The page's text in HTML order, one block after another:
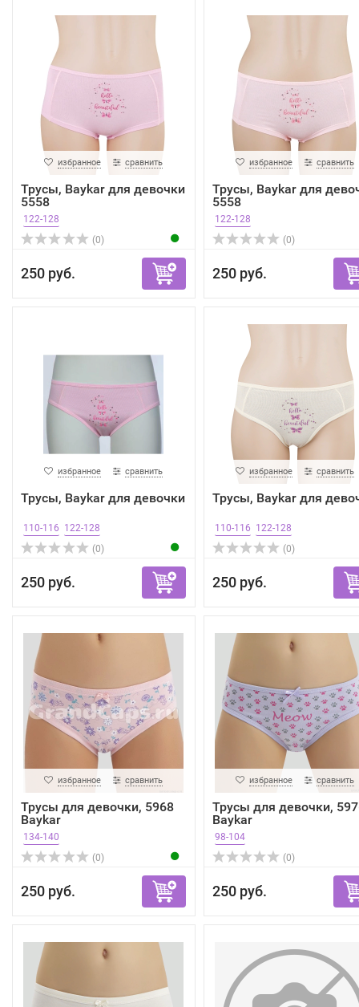
избранное сравнить
Трусы, Baykar для девочки
5558
122-128
(0)
250 руб.
избранное сравнить
Трусы, Baykar для
5558
122-128
(0)
250 руб.
избранное сравнить
Трусы, Baykar для девочки
110-116 122-128
(0)
250 руб.
избранное сравнить
Трусы, Baykar для
110-116 122-128
(0)
250 руб.
избранное сравнить
Трусы для девочки, 5968
Baykar
134-140
(0)
250 руб.
избранное сравнить
Трусы для девочки,
Baykar
98-104
(0)
250 руб.